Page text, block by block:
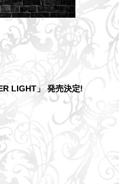
LIGHT」 発売決定!